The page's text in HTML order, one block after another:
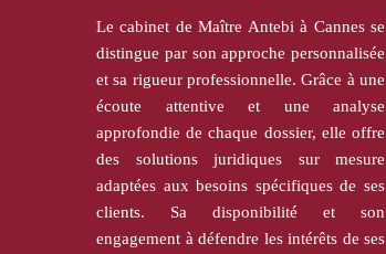
Le cabinet de Maître Antebi à Cannes se
distingue par son approche personnalisée
et sa rigueur professionnelle. Grâce à une
écoute attentive et une analyse
approfondie de chaque dossier, elle offre
des solutions juridiques sur mesure
adaptées aux besoins spécifiques de ses
clients. Sa disponibilité et son
engagement à défendre les intérêts de ses